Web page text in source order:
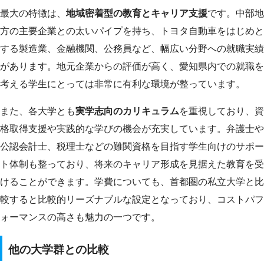
最大の特徴は、 地域密着型の教育とキャリア支援です。中部地
方の主要企業との太いパイプを持ち、トヨタ自動車をはじめと
する製造業、金融機関、公務員など、幅広い分野への就職実績
があります。地元企業からの評価が高く、愛知県内での就職を
考える学生にとっては非常に有利な環境が整っています。
また、各大学とも実学志向のカリキュラムを重視しており、資
格取得支援や実践的な学びの機会が充実しています。弁護士や
公認会計士、税理士などの難関資格を目指す学生向けのサポー
ト体制も整っており、将来のキャリア形成を見据えた教育を受
けることができます。学費についても、首都圏の私立大学と比
較すると比較的リーズナブルな設定となっており、コストパフ
ォーマンスの高さも魅力の一つです。
他の大学群との比較